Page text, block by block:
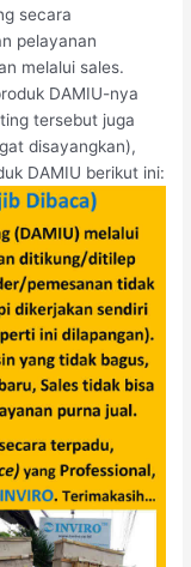
secara
pelayanan
melalui sales.
DAMIU-nya
tersebut juga
disayangkan),
DAMIU berikut ini: